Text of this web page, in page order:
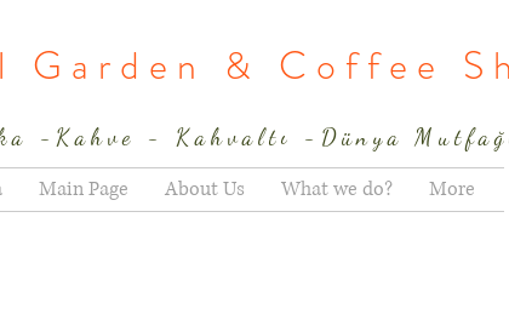
Garden & Coffee
-Kahve - Kahvaltı -Dünya
Main Page About Us What we do? More